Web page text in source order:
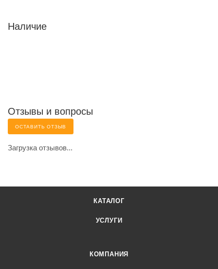
Наличие
Отзывы и вопросы
ОСТАВИТЬ ОТЗЫВ
Загрузка отзывов...
КАТАЛОГ
УСЛУГИ
КОМПАНИЯ